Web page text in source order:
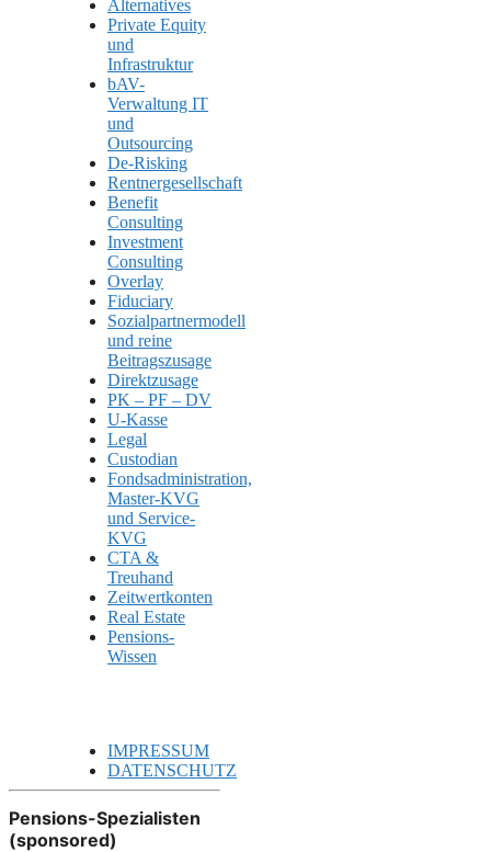
Alternatives
Private Equity
und
Infrastruktur
bAV-
Verwaltung IT
und
Outsourcing
De-Risking
Rentnergesellschaft
Benefit
Consulting
Investment
Consulting
Overlay
Fiduciary
Sozialpartnermodell
und reine
Beitragszusage
Direktzusage
PK – PF – DV
U-Kasse
Legal
Custodian
Fondsadministration,
Master-KVG
und Service-
KVG
CTA &
Treuhand
Zeitwertkonten
Real Estate
Pensions-
Wissen
IMPRESSUM
DATENSCHUTZ
Pensions-Spezialisten
(sponsored)